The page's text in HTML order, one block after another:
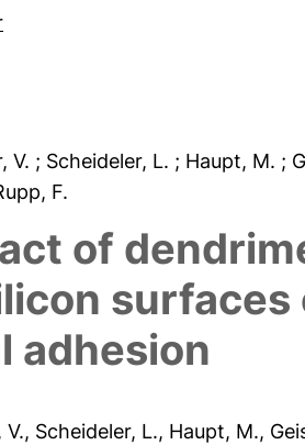
V. ; Scheideler, L. ; Haupt, M. ;
F.
of
adhesion
V., Scheideler, L., Haupt, M.,